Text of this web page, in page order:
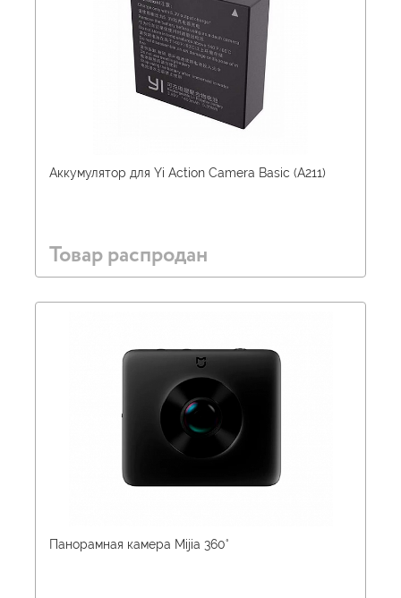
Аккумулятор для Yi Action Camera Basic (A211)
Товар распродан
Панорамная камера Mijia 360°